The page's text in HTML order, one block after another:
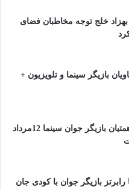
خلج توجه مخاطبان فضای
بازیگر سینما و تلویزیون +
درگذشت مریم همتیان بازیگر جوان سینما 12مرداد
بازیگر جوان با کودی جان